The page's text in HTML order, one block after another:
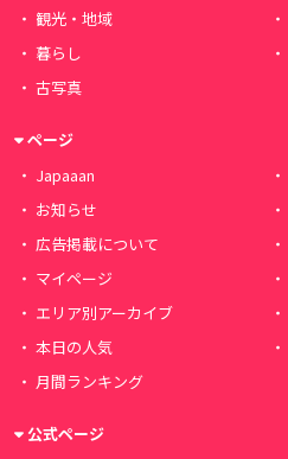
観光・地域
暮らし
古写真
ページ
Japaaan
お知らせ
広告掲載について
マイページ
エリア別アーカイブ
本日の人気
月間ランキング
公式ページ